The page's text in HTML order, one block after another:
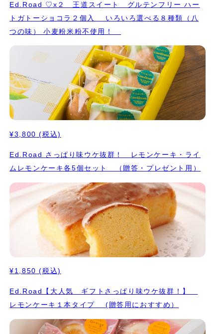
Ed.Road ♡x２ 王道スイート グルテンフリー ハー
トガトーショコラ２個入 いろいろ選べる８種類（八
つの味） 小麦粉米粉不使用！
¥3,800 (税込)
Ed.Road さっぱり味ウケ抜群！ レモンケーキ・ライ
ムレモンケーキ各5個セット （贈答・プレゼント用）
¥1,850 (税込)
Ed.Road【大人気 ギフトさっぱり味ウケ抜群！】
レモンケーキ１本タイプ (贈答用におすすめ）